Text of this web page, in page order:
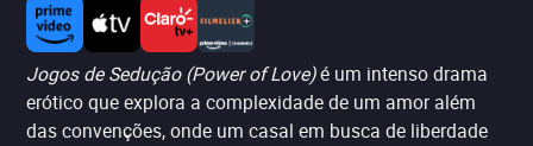
Jogos de Sedução (Power of Love)é um intenso drama
erótico que explora a complexidade de um amor além
das convenções, onde um casal em busca de liberdade